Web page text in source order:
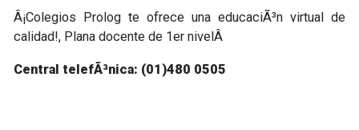
Â¡Colegios Prolog te ofrece una educaciÃ³n virtual de
calidad!, Plana docente de 1er nivelÂ
Central telefÃ³nica: (01)480 0505